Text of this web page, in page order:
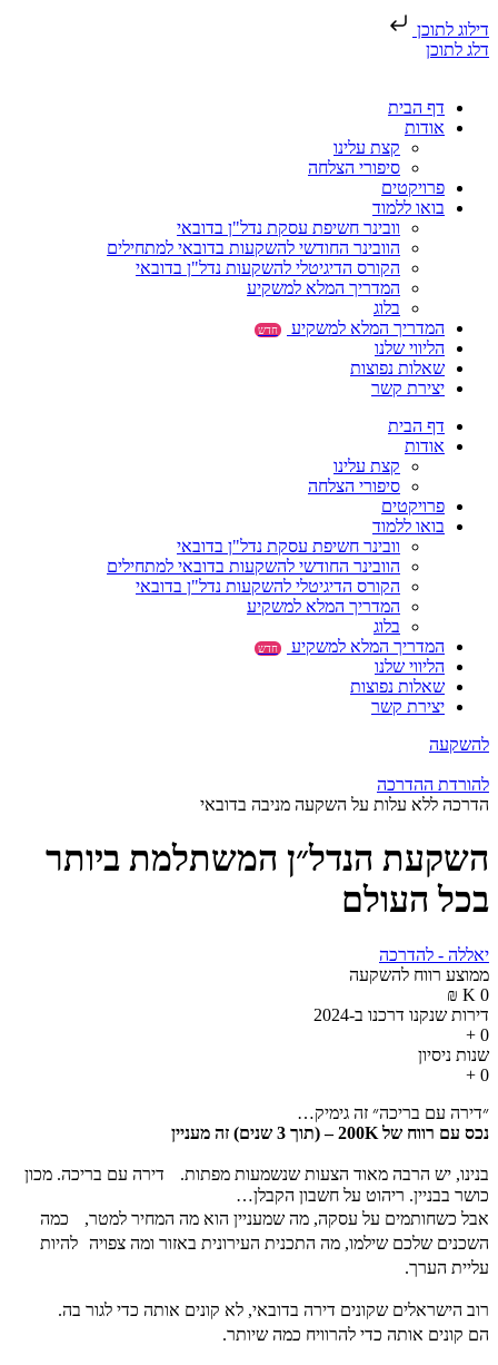
דילוג לתוכן
דלג לתוכן
דף הבית
אודות
קצת עלינו
סיפורי הצלחה
פרויקטים
בואו ללמוד
וובינר חשיפת עסקת נדל"ן בדובאי
הוובינר החודשי להשקעות בדובאי למתחילים
הקורס הדיגיטלי להשקעות נדל"ן בדובאי
המדריך המלא למשקיע
בלוג
המדריך המלא למשקיע
חדש
הליווי שלנו
שאלות נפוצות
יצירת קשר
דף הבית
אודות
קצת עלינו
סיפורי הצלחה
פרויקטים
בואו ללמוד
וובינר חשיפת עסקת נדל"ן בדובאי
הוובינר החודשי להשקעות בדובאי למתחילים
הקורס הדיגיטלי להשקעות נדל"ן בדובאי
המדריך המלא למשקיע
בלוג
המדריך המלא למשקיע
חדש
הליווי שלנו
שאלות נפוצות
יצירת קשר
להשקעה
להורדת ההדרכה
הדרכה ללא עלות על השקעה מניבה בדובאי
השקעת הנדל״ן המשתלמת ביותר
בכל העולם
יאללה - להדרכה
ממוצע רווח להשקעה
K 0
₪
דירות שנקנו דרכנו ב-2024
0
+
שנות ניסיון
0
+
״דירה עם בריכה״ זה גימיק…
נכס עם רווח של 200K – (תוך 3 שנים) זה מעניין
בנינו, יש הרבה מאוד הצעות שנשמעות מפתות. דירה עם בריכה. מכון
כושר בבניין. ריהוט על חשבון הקבלן…
אבל כשחותמים על עסקה, מה שמעניין הוא מה המחיר למטר, כמה
השכנים שלכם שילמו, מה התכנית העירונית באזור ומה צפויה להיות
עליית הערך.
רוב הישראלים שקונים דירה בדובאי, לא קונים אותה כדי לגור בה.
הם קונים אותה כדי להרוויח כמה שיותר.